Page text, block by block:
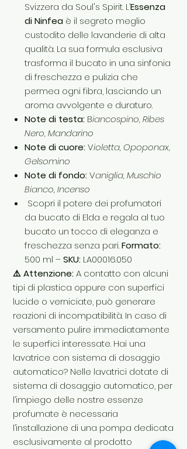
Svizzera da Soul's Spirit. L’Essenza
di Ninfea è il segreto meglio
custodito delle lavanderie di alta
qualità. La sua formula esclusiva
trasforma il bucato in una sinfonia
di freschezza e pulizia che
permea ogni fibra, lasciando un
aroma avvolgente e duraturo.
Note di testa: Biancospino, Ribes
Nero, Mandarino
Note di cuore:Violetta, Opoponax,
Gelsomino
Note di fondo:Vaniglia, Muschio
Bianco, Incenso
Scopri il potere dei profumatori
da bucato di Elda e regala al tuo
bucato un tocco di eleganza e
freschezza senza pari.Formato:
500 ml –SKU: LA00016.050
⚠️ Attenzione:A contatto con alcuni
tipi di plastica oppure con superfici
lucide o verniciate, può generare
reazioni di incompatibilità. In caso di
versamento pulire immediatamente
le superfici interessate. Hai una
lavatrice con sistema di dosaggio
automatico? Nelle lavatrici dotate di
sistema di dosaggio automatico, per
l’impiego delle nostre essenze
profumate è necessaria
l’installazione di una pompa dedicata
esclusivamente al prodotto